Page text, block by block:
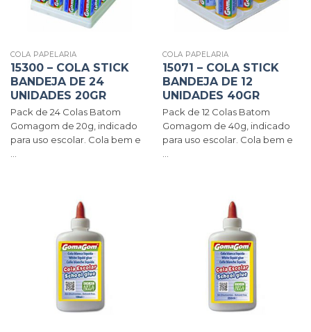
COLA PAPELARIA
15300 – COLA STICK
BANDEJA DE 24
UNIDADES 20GR
Pack de 24 Colas Batom
Gomagom de 20g, indicado
para uso escolar. Cola bem e
COLA PAPELARIA
15071 – COLA STICK
BANDEJA DE 12
UNIDADES 40GR
Pack de 12 Colas Batom
Gomagom de 40g, indicado
para uso escolar. Cola bem e